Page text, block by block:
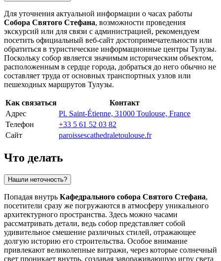
Для уточнения актуальной информации о часах работы
Собора Святого Стефана, возможности проведения
экскурсий или для связи с администрацией, рекомендуем
посетить официальный веб-сайт достопримечательности или
обратиться в туристические информационные центры Тулузы.
Поскольку собор является значимым историческим объектом,
расположенным в сердце города, добраться до него обычно не
составляет труда от основных транспортных узлов или
пешеходных маршрутов Тулузы.
Как связаться
Контакт
Адрес
Pl. Saint-Étienne, 31000 Toulouse, France
Телефон
+33 5 61 52 03 82
Сайт
paroissescathedraletoulouse.fr
Что делать
Нашли неточность?
Попадая внутрь Кафедрального собора Святого Стефана,
посетители сразу же погружаются в атмосферу уникального
архитектурного пространства. Здесь можно часами
рассматривать детали, ведь собор представляет собой
удивительное смешение различных стилей, отражающее
долгую историю его строительства. Особое внимание
привлекают великолепные витражи, через которые солнечный
свет проникает внутрь, создавая завораживающую игру света